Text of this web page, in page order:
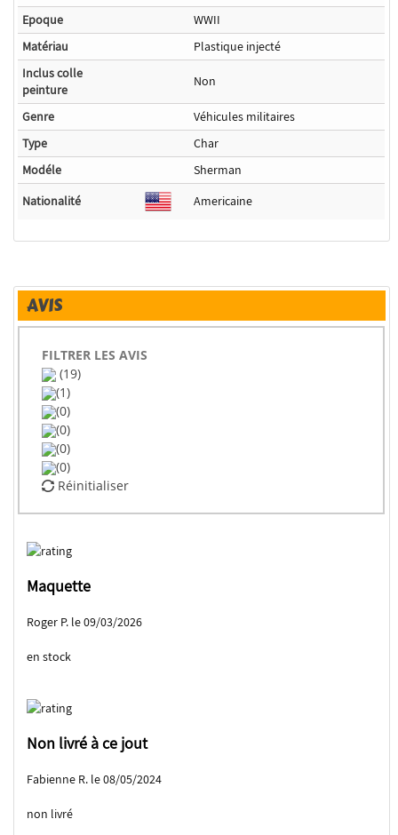
Epoque
WWII
Matériau
Plastique injecté
Inclus colle
peinture
Non
Genre
Véhicules militaires
Type
Char
Modéle
Sherman
Nationalité
Americaine
AVIS
FILTRER LES AVIS
(19)
(1)
(0)
(0)
(0)
(0)
Réinitialiser
Maquette
Roger P. le 09/03/2026
en stock
Non livré à ce jout
Fabienne R. le 08/05/2024
non livré